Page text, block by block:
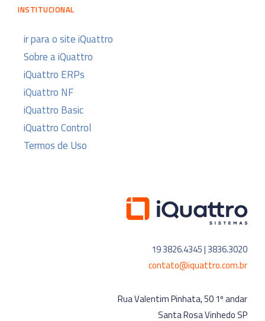
INSTITUCIONAL
ir para o site iQuattro
Sobre a iQuattro
iQuattro ERPs
iQuattro NF
iQuattro Basic
iQuattro Control
Termos de Uso
19 3826.4345 | 3836.3020
contato@iquattro.com.br
Rua Valentim Pinhata, 50 1º andar
Santa Rosa Vinhedo SP